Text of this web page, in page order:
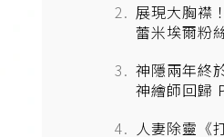
展現大胸襟
蕾米埃爾粉
神隱兩年終
神繪師回歸
人妻除靈《